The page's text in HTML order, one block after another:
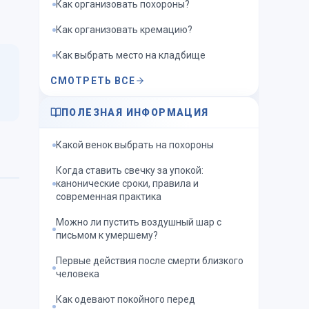
Как организовать похороны?
Как организовать кремацию?
Как выбрать место на кладбище
СМОТРЕТЬ ВСЕ
ПОЛЕЗНАЯ ИНФОРМАЦИЯ
Какой венок выбрать на похороны
Когда ставить свечку за упокой:
канонические сроки, правила и
современная практика
Можно ли пустить воздушный шар с
письмом к умершему?
Первые действия после смерти близкого
человека
Как одевают покойного перед